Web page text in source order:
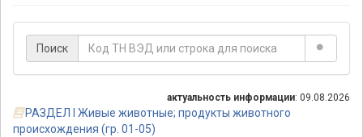
Поиск
актуальность информации: 09.08.2026
РАЗДЕЛ I Живые животные; продукты животного
происхождения (гр. 01-05)